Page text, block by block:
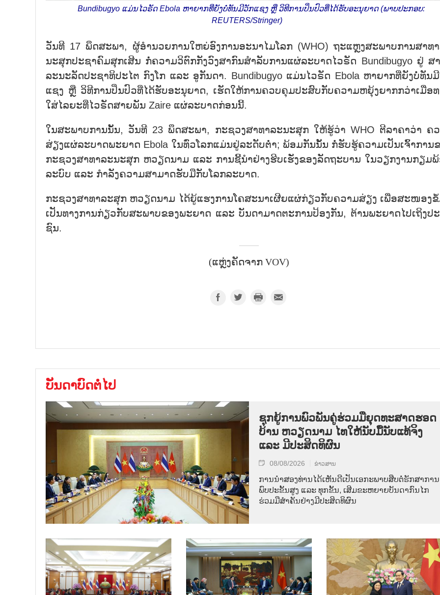
Bundibugyo ແມ່ນໄວຣັດ Ebola ຫາຍາກທີ່ຍັງບໍ່ທັນມີວັກແຊງ ຫຼື ວິທີການປິ່ນປົວທີ່ໄດ້ຮັບອະນຸຍາດ (ພ​າບ​ປະ​ກອບ:
REUTERS/Stringer)
ວັນ​ທີ 17 ພຶດ​ສະ​ພາ, ຜູ້​ອຳ​ນວຍ​ການ​ໃຫຍ່​ອົງ​ການ​ອະ​ນາ​ໄມ​ໂລກ (WHO) ຖະ​ແຫຼງ​ສະ​ພາບ​ການ​ສາ​ທ
ນະ​ສຸກ​ປະ​ຊາ​ຄົມ​ສຸກເສີນ ກໍ່​ຄວາ​ມ​ວິ​ຕົກ​ກ​ັງ​ວົງ​ສາ​ກົນ​ສຳ​ລັບ​ການ​ແຜ່​ລະ​ບາດ​ໄວ​ຣັດ Bundibugyo ຢູ່ ສ
ລະ​ນະ​ລັດ​ປະ​ຊາ​ທິ​ປະ​ໄຕ ກົງ​ໂກ ແລະ ອູກັນ​ດາ. Bundibugyo ແມ່ນ​ໄວ​ຣັດ Ebola ຫາ​ຍາກທີ່​ຍັງບໍ່​ທັນ​
ແຊງ ຫຼື ວິ​ທີ​ການ​ປິ່ນ​ປົວ​ທີ່​ໄດ້​ຮັບ​ອະ​ນຸ​ຍາດ, ເຮັດ​ໃຫ້​ການ​ຄວບ​ຄຸມ​ປະ​ສົບ​ກັບ​ຄວາມ​ຫຍຸ້ງ​ຍາກກວ່າ​ເມື່ອ​
ໃສ່ໄລຍະທີ່​​ໄວ​ຣັດ​ສາຍພັນ Zaire ແຜ່​ລະ​ບາດກ່ອນນີ້.
ໃນ​ສະ​ພາບ​ການນັ້ນ, ວັນ​ທີ 23 ພຶດ​ສະ​ພາ, ກະ​ຊວງ​ສາ​ທາ​ລະ​ນະ​ສຸກ ໃຫ້​ຮູ້​ວ່າ WHO ຕີ​ລາ​ຄາ​ວ່າ ຄ
ສ່ຽງ​ແຜ່​ລະ​ບາດ​ພະ​ຍາດ Ebola ​ໃນ​ທົ່ວ​ໂລກ​ແມ່ນ​ຢູ່ລະ​ດັບ​ຕ່ຳ; ພ້ອມ​ກັນ​ນັ້ນ​ ກໍ່ຮັບ​ຮູ້​ຄວາມ​ເປັນ​ເຈົ້າ​ການ​
ກະ​ຊວງ​ສາ​ທາ​ລະ​ນະ​ສຸກ ຫວຽດ​ນາມ ແລະ ການ​ຊີ້​ນຳ​ຢ່າງ​ຮີບ​ເຮັ່ງ​ຂອງ​ລັດ​ຖະ​ບານ ໃນ​ວຽກ​ງານ​ກຽມ​
ລະ​ບົບ ແລະ ກຳ​ລັງ​ຄວາມ​ສາ​ມາດ​ຮັບ​ມື​ກັບ​ໂລກ​ລະ​ບາດ.
ກະ​ຊວງ​ສາ​ທາ​ລະ​ສຸກ ຫວຽດ​ນາມ ໄດ້​ຍູ​້​ແຮງ​ການ​ໂຄ​ສະ​ນາເຜີຍແຜ່ກ່ຽວກັບ​ຄວາມ​ສ່ຽງ ເພື່ອ​ສະ​ໜອງ​
ເປັນ​ທາງ​ການ​ກ່ຽວ​ກັບ​ສະ​ພາບ​ຂອງ​ພະ​ຍາດ ແລະ ບັນ​ດາ​ມາດ​ຕະ​ການ​ປ້ອງ​ກັນ, ຕ້ານ​ພະ​ຍາດໄປ​ເຖິງ​ປ
ຊົນ.
(ແຫຼ່ງຄັດຈາກ VOV)
ບັນດາບົດຕໍ່ໄປ
ຊຸກ​ຍູ້​ການ​ພົວ​ພັນ​ຄູ່​ຮ່ວມ​ມື​ຍຸດ​ທະ​ສາດ​ຮອດ​
ບ້ານ ຫວຽດ​ນາມ ໄທ​ໃຫ້​ນັບ​ມື້​ນັບ​ແທ້​ຈິງ
ແລະ ມີ​ປະ​ສິດ​ທິ​ຜົນ
08/08/2026 ຂ່າວສານ
ການ​ນຳ​ສອງ​ທ່ານ​ໄດ້​ເຫັນ​ດີ​ເປັນ​ເອ​ກະ​ພາບ​ສືບ​ຕໍ່​ຮັກ​ສາ​ການ​
ພົບ​ປະ​ຂັ້ນ​ສູງ ແລະ ທຸກ​ຂັ້ນ, ເສີມ​ຂະ​ຫຍາຍ​ບັນ​ດາ​ກົນ​ໄກ​
ຮ່ວມ​ມື​ສຳ​ຄັນ​ຢ່າງ​ມີ​ປະ​ສິດ​ທິ​ຜົນ